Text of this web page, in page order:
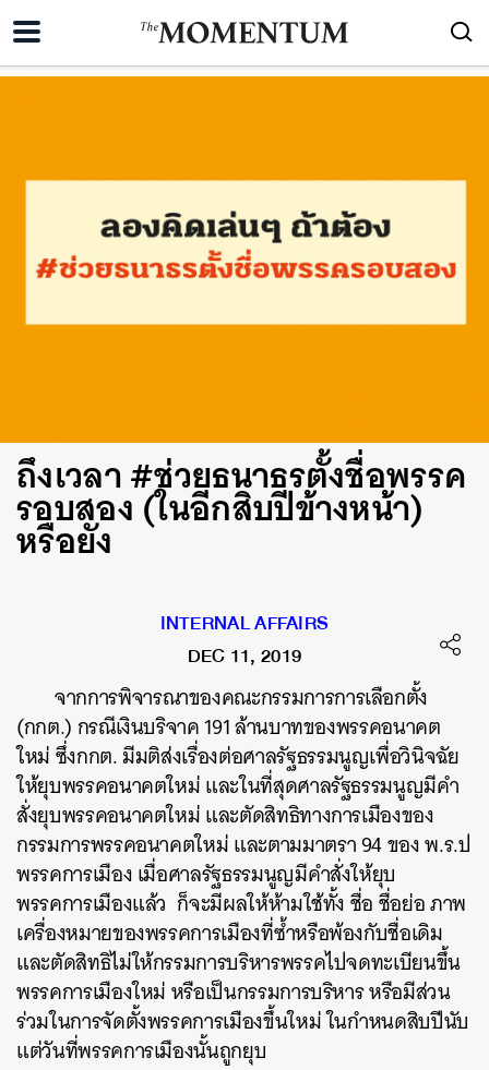
ถึงเวลา #ช่วยธนาธรตั้งชื่อพรรค
รอบสอง (ในอีกสิบปีข้างหน้า)
หรือยัง
INTERNAL AFFAIRS
DEC 11, 2019
จากการพิจารณาของคณะกรรมการการเลือกตั้ง
(กกต.) กรณีเงินบริจาค 191 ล้านบาทของพรรคอนาคต
ใหม่ ซึ่งกกต. มีมติส่งเรื่องต่อศาลรัฐธรรมนูญเพื่อวินิจฉัย
ให้ยุบพรรคอนาคตใหม่ และในที่สุดศาลรัฐธรรมนูญมีคำ
สั่งยุบพรรคอนาคตใหม่ และตัดสิทธิทางการเมืองของ
กรรมการพรรคอนาคตใหม่และตามมาตรา 94 ของ พ.ร.ป
พรรคการเมือง เมื่อศาลรัฐธรรมนูญมีคำสั่งให้ยุบ
พรรคการเมืองแล้ว ก็จะมีผลให้ห้ามใช้ทั้ง ชื่อ ชื่อย่อ ภาพ
เครื่องหมายของพรรคการเมืองที่ซ้ำหรือพ้องกับชื่อเดิม
และตัดสิทธิไม่ให้กรรมการบริหารพรรคไปจดทะเบียนขึ้น
พรรคการเมืองใหม่ หรือเป็นกรรมการบริหาร หรือมีส่วน
ร่วมในการจัดตั้งพรรคการเมืองขึ้นใหม่ ในกำหนดสิบปีนับ
แต่วันที่พรรคการเมืองนั้นถูกยุบ